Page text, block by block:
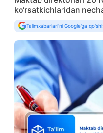
ko‘rsatkichlaridan
Talimxabarlari'ni Google'ga